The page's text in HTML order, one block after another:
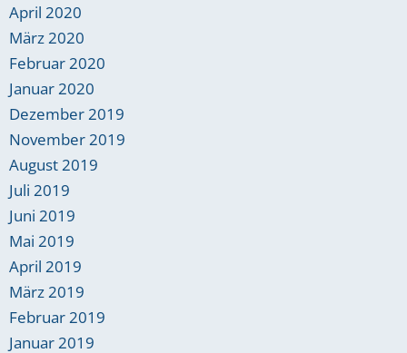
April 2020
März 2020
Februar 2020
Januar 2020
Dezember 2019
November 2019
August 2019
Juli 2019
Juni 2019
Mai 2019
April 2019
März 2019
Februar 2019
Januar 2019